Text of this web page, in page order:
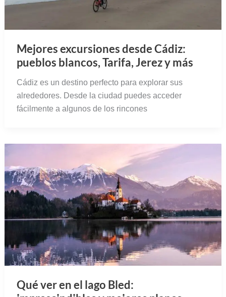
Mejores excursiones desde Cádiz:
pueblos blancos, Tarifa, Jerez y más
Cádiz es un destino perfecto para explorar sus
alrededores. Desde la ciudad puedes acceder
fácilmente a algunos de los rincones
Qué ver en el lago Bled: